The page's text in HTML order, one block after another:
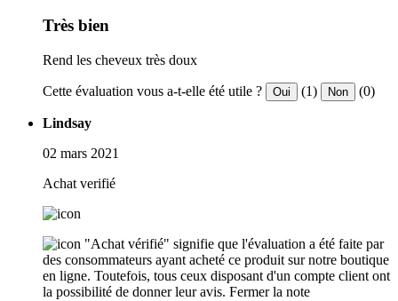
Très bien
Rend les cheveux très doux
Cette évaluation vous a-t-elle été utile ? Oui (1) Non (0)
Lindsay
02 mars 2021
Achat verifié
"Achat vérifié" signifie que l'évaluation a été faite par
des consommateurs ayant acheté ce produit sur notre boutique
en ligne. Toutefois, tous ceux disposant d'un compte client ont
la possibilité de donner leur avis. Fermer la note